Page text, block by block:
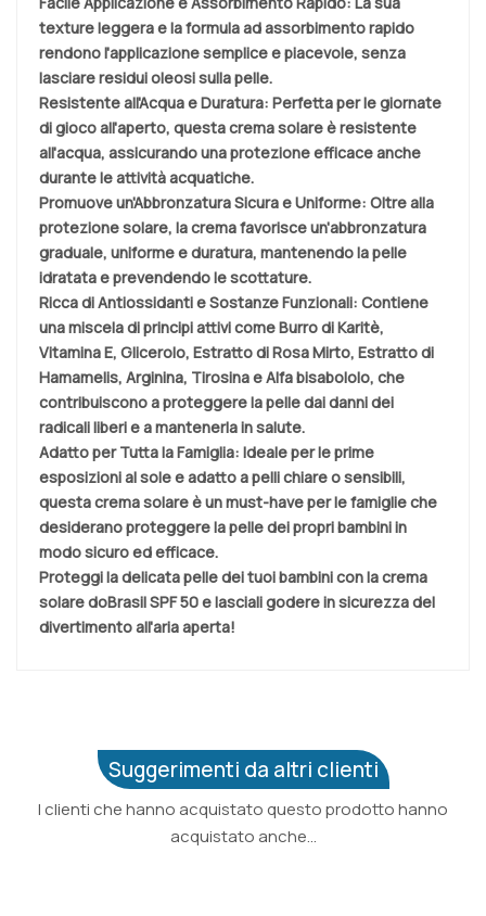
texture leggera e la formula ad assorbimento rapido
rendono l'applicazione semplice e piacevole, senza
lasciare residui oleosi sulla pelle.
Resistente all'Acqua e Duratura: Perfetta per le giornate
di gioco all'aperto, questa crema solare è resistente
all'acqua, assicurando una protezione efficace anche
durante le attività acquatiche.
Promuove un'Abbronzatura Sicura e Uniforme: Oltre alla
protezione solare, la crema favorisce un'abbronzatura
graduale, uniforme e duratura, mantenendo la pelle
idratata e prevendendo le scottature.
Ricca di Antiossidanti e Sostanze Funzionali: Contiene
una miscela di principi attivi come Burro di Karitè,
Vitamina E, Glicerolo, Estratto di Rosa Mirto, Estratto di
Hamamelis, Arginina, Tirosina e Alfa bisabololo, che
contribuiscono a proteggere la pelle dai danni dei
radicali liberi e a mantenerla in salute.
Adatto per Tutta la Famiglia: Ideale per le prime
esposizioni al sole e adatto a pelli chiare o sensibili,
questa crema solare è un must-have per le famiglie che
desiderano proteggere la pelle dei propri bambini in
modo sicuro ed efficace.
Proteggi la delicata pelle dei tuoi bambini con la crema
solare doBrasil SPF 50 e lasciali godere in sicurezza del
divertimento all'aria aperta!
Suggerimenti da altri clienti
I clienti che hanno acquistato questo prodotto hanno
acquistato anche...